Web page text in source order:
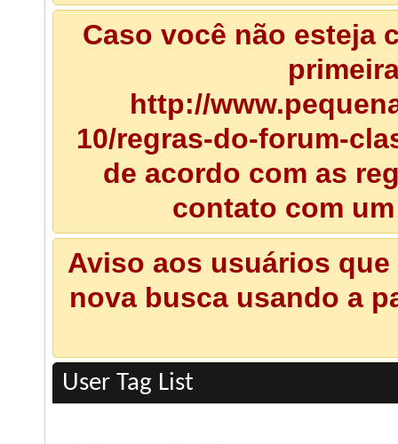
Caso você não esteja
http://
10/regras-do-forum-
de acordo com as
contato com
Aviso aos usuários
nova busca usando a
User Tag List